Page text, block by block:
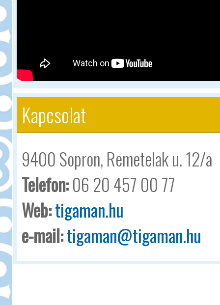
Kapcsolat
9400 Sopron, Remetelak u. 12/a
Telefon:06 20 457 00 77
Web:tigaman.hu
e-mail:tigaman@tigaman.hu